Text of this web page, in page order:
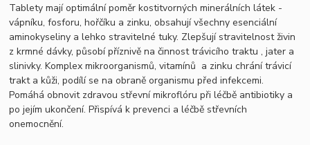
Tablety mají optimální poměr kostitvorných minerálních látek -
vápníku, fosforu, hořčíku a zinku, obsahují všechny esenciální
aminokyseliny a lehko stravitelné tuky. Zlepšují stravitelnost živin
z krmné dávky, působí příznivě na činnost trávicího traktu , jater a
slinivky. Komplex mikroorganismů, vitamínů a zinku chrání trávicí
trakt a kůži, podílí se na obraně organismu před infekcemi.
Pomáhá obnovit zdravou střevní mikroflóru při léčbě antibiotiky a
po jejím ukončení. Přispívá k prevenci a léčbě střevních
onemocnění.